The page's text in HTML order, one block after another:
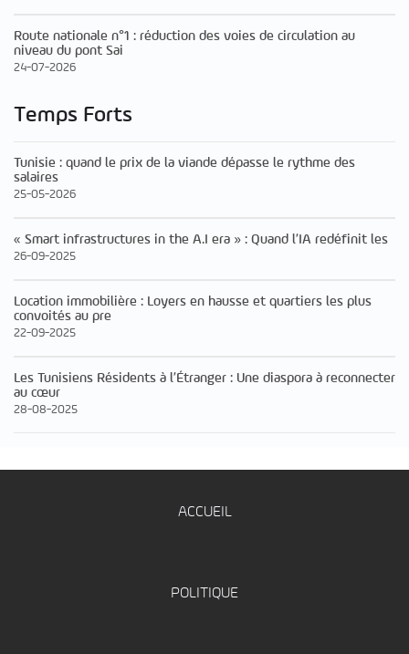
Route nationale n°1 : réduction des voies de circulation au
niveau du pont Sai
24-07-2026
Temps Forts
Tunisie : quand le prix de la viande dépasse le rythme des
salaires
25-05-2026
« Smart infrastructures in the A.I era » : Quand l’IA redéfinit les
26-09-2025
Location immobilière : Loyers en hausse et quartiers les plus
convoités au pre
22-09-2025
Les Tunisiens Résidents à l’Étranger : Une diaspora à reconnecter
au cœur
28-08-2025
ACCUEIL
POLITIQUE